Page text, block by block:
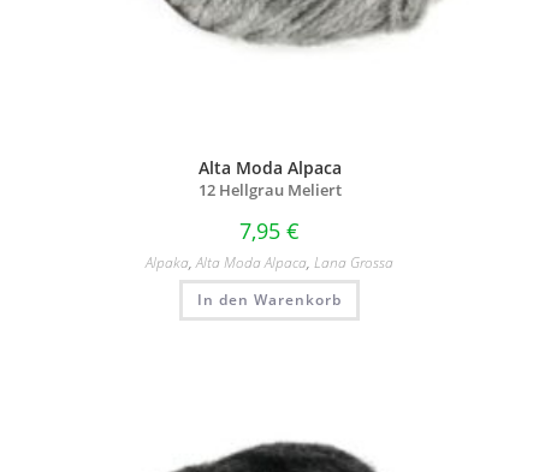
Alta Moda Alpaca
12 Hellgrau Meliert
7,95 €
Alpaka,Alta Moda Alpaca, Lana Grossa
In den Warenkorb